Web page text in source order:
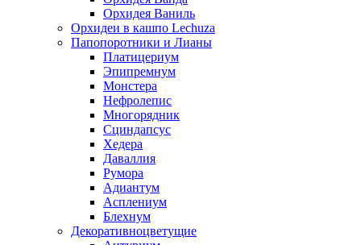
Орхидея Ваниль
Орхидеи в кашпо Lechuza
Папопоротники и Лианы
Платицериум
Эпипремнум
Монстера
Нефролепис
Многорядник
Сциндапсус
Хедера
Даваллия
Румора
Адиантум
Асплениум
Блехнум
Декоративноцветущие